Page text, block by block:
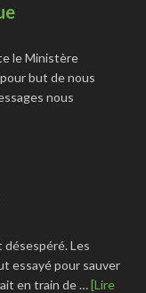
le Ministère
but de nous
nous
désespéré. Les
essayé pour sauver
en train de …[Lire